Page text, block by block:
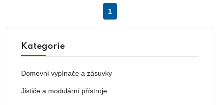
1
Kategorie
Domovní vypínače a zásuvky
Jističe a modulární přístroje